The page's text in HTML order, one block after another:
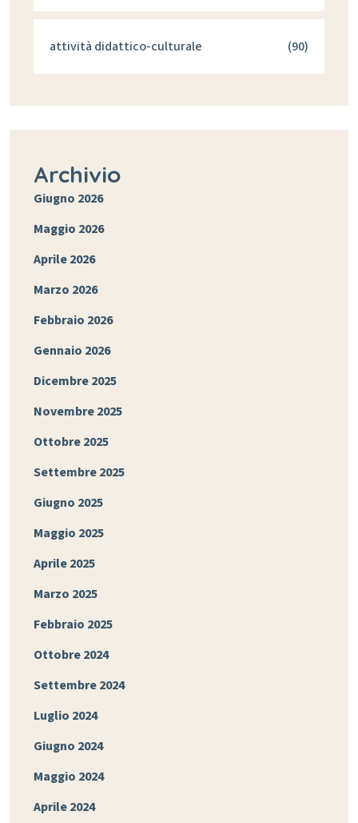
attività didattico-culturale (90)
Archivio
Giugno 2026
Maggio 2026
Aprile 2026
Marzo 2026
Febbraio 2026
Gennaio 2026
Dicembre 2025
Novembre 2025
Ottobre 2025
Settembre 2025
Giugno 2025
Maggio 2025
Aprile 2025
Marzo 2025
Febbraio 2025
Ottobre 2024
Settembre 2024
Luglio 2024
Giugno 2024
Maggio 2024
Aprile 2024